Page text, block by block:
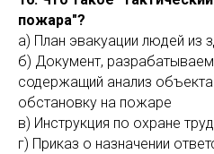
пожара"?
а) План эвакуации людей из
б) Документ,
содержащий анализ
обстановку на пожаре
в) Инструкция по охране
г) Приказ о назначении